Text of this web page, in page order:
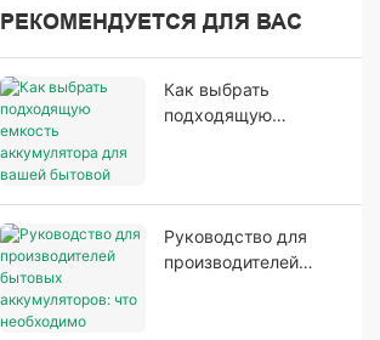
РЕКОМЕНДУЕТСЯ ДЛЯ ВАС
Как выбрать
подходящую
энергии
Руководство для
производителей